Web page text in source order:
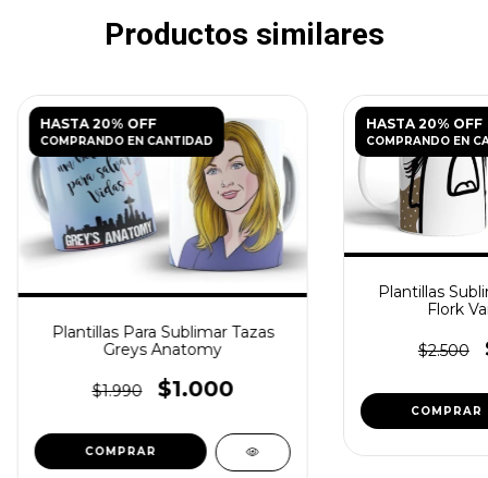
Productos similares
HASTA 20% OFF
COMPRANDO EN CANTIDAD
Plantillas Para Sublimar Tazas
Greys Anatomy
$1.990 $1.000
HASTA 20% OFF
COMPRANDO EN
Plantillas
Flork
$2.500